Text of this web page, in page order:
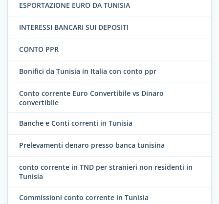
ESPORTAZIONE EURO DA TUNISIA
INTERESSI BANCARI SUI DEPOSITI
CONTO PPR
Bonifici da Tunisia in Italia con conto ppr
Conto corrente Euro Convertibile vs Dinaro
convertibile
Banche e Conti correnti in Tunisia
Prelevamenti denaro presso banca tunisina
conto corrente in TND per stranieri non residenti in
Tunisia
Commissioni conto corrente in Tunisia